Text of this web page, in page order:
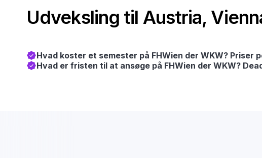
Udveksling til Austria,
Hvad koster et semester på FHWien der WKW?
Hvad er fristen til at ansøge på FHWien der WKW?